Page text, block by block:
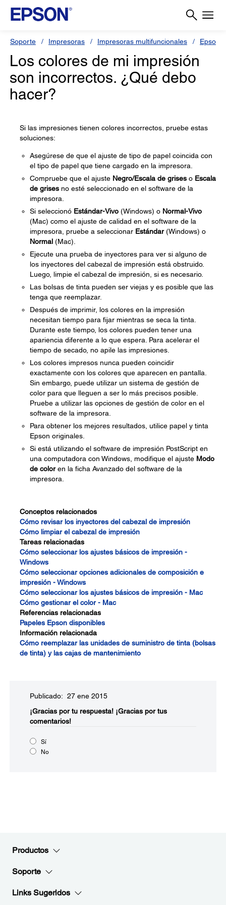
Soporte Impresoras Impresoras multifuncionales Epson
Los colores de mi impresión
son incorrectos. ¿Qué debo
hacer?
Si las impresiones tienen colores incorrectos, pruebe estas
soluciones:
Asegúrese de que el ajuste de tipo de papel coincida con
el tipo de papel que tiene cargado en la impresora.
Compruebe que el ajuste Negro/Escala de grises o Escala
de grises no esté seleccionado en el software de la
impresora.
Si seleccionó Estándar-Vivo (Windows) o Normal-Vivo
(Mac) como el ajuste de calidad en el software de la
impresora, pruebe a seleccionar Estándar(Windows) o
Normal (Mac).
Ejecute una prueba de inyectores para ver si alguno de
los inyectores del cabezal de impresión está obstruido.
Luego, limpie el cabezal de impresión, si es necesario.
Las bolsas de tinta pueden ser viejas y es posible que las
tenga que reemplazar.
Después de imprimir, los colores en la impresión
necesitan tiempo para fijar mientras se seca la tinta.
Durante este tiempo, los colores pueden tener una
apariencia diferente a lo que espera. Para acelerar el
tiempo de secado, no apile las impresiones.
Los colores impresos nunca pueden coincidir
exactamente con los colores que aparecen en pantalla.
Sin embargo, puede utilizar un sistema de gestión de
color para que lleguen a ser lo más precisos posible.
Pruebe a utilizar las opciones de gestión de color en el
software de la impresora.
Para obtener los mejores resultados, utilice papel y tinta
Epson originales.
Si está utilizando el software de impresión PostScript en
una computadora con Windows, modifique el ajuste Modo
de coloren la ficha Avanzado del software de la
impresora.
Conceptos relacionados
Cómo revisar los inyectores del cabezal de impresión
Cómo limpiar el cabezal de impresión
Tareas relacionadas
Cómo seleccionar los ajustes básicos de impresión -
Windows
Cómo seleccionar opciones adicionales de composición e
impresión - Windows
Cómo seleccionar los ajustes básicos de impresión - Mac
Cómo gestionar el color - Mac
Referencias relacionadas
Papeles Epson disponibles
Información relacionada
Cómo reemplazar las unidades de suministro de tinta (bolsas
de tinta) y las cajas de mantenimiento
Publicado: 27 ene 2015
¡Gracias por tu respuesta! ¡Gracias por tus
comentarios!
Sí
No
Productos
Soporte
Links Sugeridos